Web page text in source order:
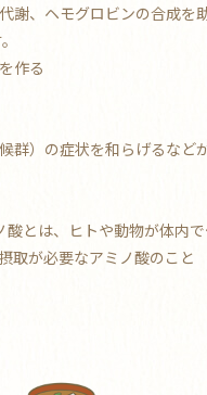
謝、ヘモグロビンの合成を
作る
群）の症状を和らげるなど
酸とは、ヒトや動物が体内
取が必要なアミノ酸のこと